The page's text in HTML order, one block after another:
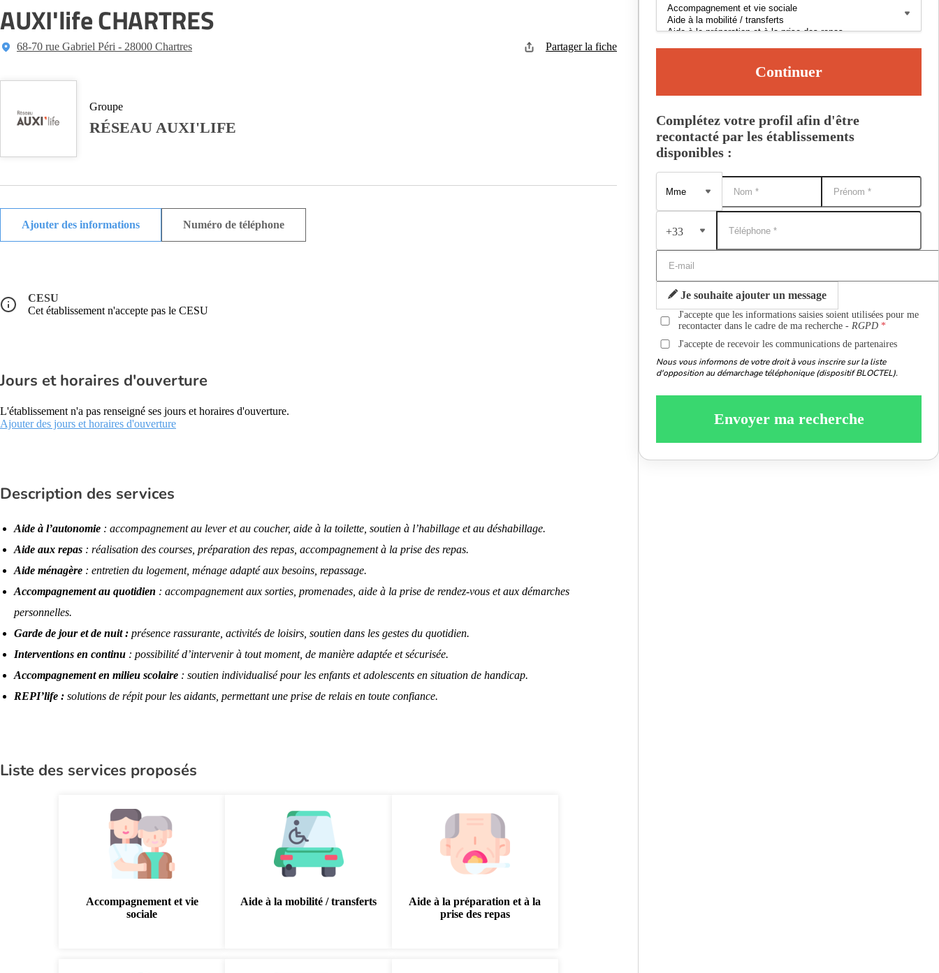
AUXI'life CHARTRES
68-70 rue Gabriel Péri - 28000 Chartres Partager la fiche
Groupe
RÉSEAU AUXI'LIFE
Ajouter des informations Numéro de téléphone
CESU
Cet établissement n'accepte pas le CESU
Jours et horaires d'ouverture
L'établissement n'a pas renseigné ses jours et horaires d'ouverture.
Ajouter des jours et horaires d'ouverture
Description des services
Aide à l’autonomie : accompagnement au lever et au coucher, aide à la toilette, soutien à l’habillage et au déshabillage.
Aide aux repas : réalisation des courses, préparation des repas, accompagnement à la prise des repas.
Aide ménagère : entretien du logement, ménage adapté aux besoins, repassage.
Accompagnement au quotidien : accompagnement aux sorties, promenades, aide à la prise de rendez-vous et aux démarches
personnelles.
Garde de jour et de nuit : présence rassurante, activités de loisirs, soutien dans les gestes du quotidien.
Interventions en continu : possibilité d’intervenir à tout moment, de manière adaptée et sécurisée.
Accompagnement en milieu scolaire : soutien individualisé pour les enfants et adolescents en situation de handicap.
REPI’life : solutions de répit pour les aidants, permettant une prise de relais en toute confiance.
Liste des services proposés
Accompagnement et vie
sociale
Aide à la mobilité / transferts
Aide à la préparation et à la
prise des repas
Continuer
Complétez votre profil afin d'être
recontacté par les établissements
disponibles :
+33
Je souhaite ajouter un message
J'accepte que les informations saisies soient utilisées pour me
recontacter dans le cadre de ma recherche -RGPD
J'accepte de recevoir les communications de partenaires
Nous vous informons de votre droit à vous inscrire sur la liste
d'opposition au démarchage téléphonique (dispositif BLOCTEL).
Envoyer ma recherche